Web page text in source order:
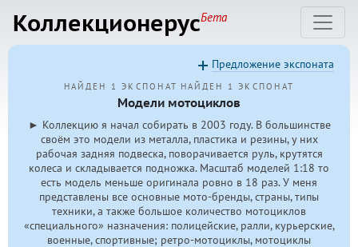
КоллекционерусБета
НАЙДЕН 1 ЭКСПОНАТ НАЙДЕН 1 ЭКСПОНАТ
Модели мотоциклов
► Коллекцию я начал собирать в 2003 году. В большинстве
своём это модели из металла, пластика и резины, у них
рабочая задняя подвеска, поворачивается руль, крутятся
колеса и складывается подножка. Масштаб моделей 1:18 то
есть модель меньше оригинала ровно в 18 раз. У меня
представлены все основные мото-бренды, страны, типы
техники, а также большое количество мотоциклов
«специального» назначения: полицейские, ралли, курьерские,
военные, спортивные; ретро-мотоциклы, мотоциклы
Предложение экспоната